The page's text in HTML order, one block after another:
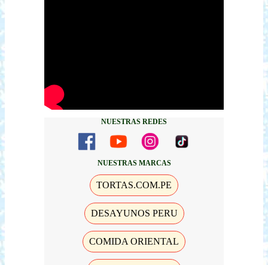
NUESTRAS REDES
NUESTRAS MARCAS
TORTAS.COM.PE
DESAYUNOS PERU
COMIDA ORIENTAL